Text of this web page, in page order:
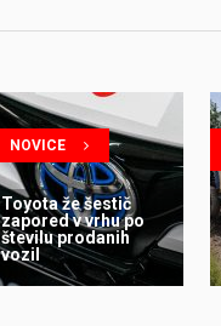
NOVICE
Toyota že šestič
zapored v vrhu po
številu prodanih
vozil